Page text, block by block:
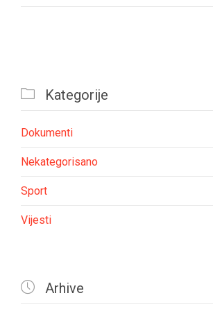
 Kategorije
Dokumenti
Nekategorisano
Sport
Vijesti
 Arhive